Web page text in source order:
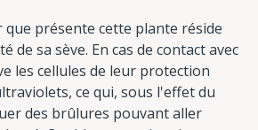
que présente cette plante réside
de sa sève. En cas de contact avec
les cellules de leur protection
ce qui, sous l'effet du
des brûlures pouvant aller